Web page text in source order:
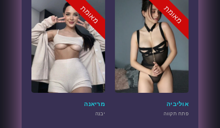
מריאנה
יבנה
מאומת
אוליביה
פתח תקווה
מאומת